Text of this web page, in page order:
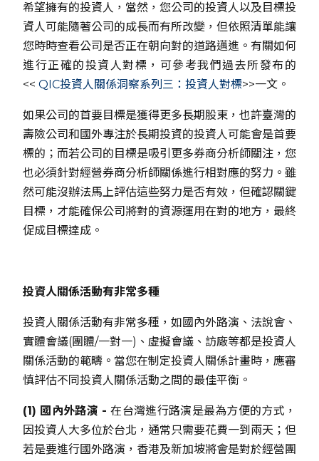
希望擁有的投資人，當然，您公司的投資人以及目標投
資人可能隨著公司的成長而有所改變，但依照清單能讓
您時時查看公司是否正在朝向對的道路邁進。有關如何
進行正確的投資人對標，可參考我們過去所發布的
<< QIC投資人關係洞察系列三：投資人對標>>一文。
如果公司的首要目標是獲得更多長期股東，也許臺灣的
壽險公司和國外專注於長期投資的投資人可能會是首要
標的；而若公司的目標是吸引更多券商分析師關注，您
也必須針對經營券商分析師關係進行相對應的努力。雖
然可能沒辦法馬上評估這些努力是否有效，但確認關鍵
目標，才能確保公司將對的資源運用在對的地方，最終
促成目標達成。
投資人關係活動有非常多種
投資人關係活動有非常多種，如國內外路演、法說會、
實體會議(團體/一對一)、虛擬會議、訪廠等都是投資人
關係活動的範疇。當您在制定投資人關係計畫時，應審
慎評估不同投資人關係活動之間的最佳平衡。
(1) 國內外路演 -在台灣進行路演是最為方便的方式，
因投資人大多位於台北，通常只需要花費一到兩天；但
若是要進行國外路演，香港及新加坡將會是對於經營團